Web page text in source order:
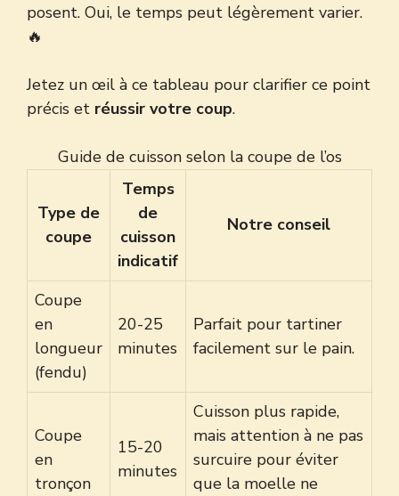
posent. Oui, le temps peut légèrement varier.
🔥
Jetez un œil à ce tableau pour clarifier ce point
précis et réussir votre coup.
Guide de cuisson selon la coupe de l’os
Type de
coupe
Temps
de
cuisson
indicatif
Notre conseil
Coupe
en
longueur
(fendu)
20-25
minutes
Parfait pour tartiner
facilement sur le pain.
Coupe
en
tronçon
15-20
minutes
Cuisson plus rapide,
mais attention à ne pas
surcuire pour éviter
que la moelle ne